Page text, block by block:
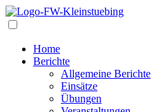
Home
Berichte
Allgemeine Berichte
Einsätze
Übungen